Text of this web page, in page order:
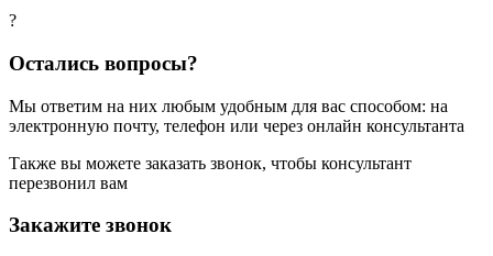
?
Остались вопросы?
Мы ответим на них любым удобным для вас способом: на
электронную почту, телефон или через онлайн консультанта
Также вы можете заказать звонок, чтобы консультант
перезвонил вам
Закажите звонок